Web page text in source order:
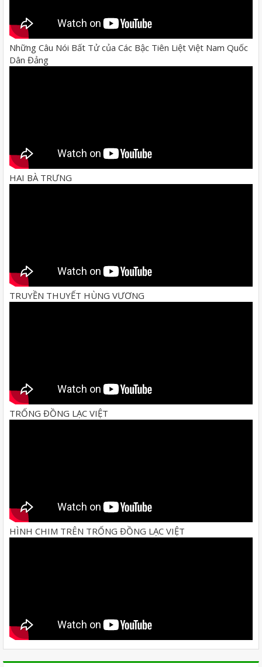
Những Câu Nói Bất Tử của Các Bậc Tiên Liệt Việt Nam Quốc
Dân Đảng
HAI BÀ TRƯNG
TRUYỀN THUYẾT HÙNG VƯƠNG
TRỐNG ĐỒNG LẠC VIỆT
HÌNH CHIM TRÊN TRỐNG ĐỒNG LẠC VIỆT